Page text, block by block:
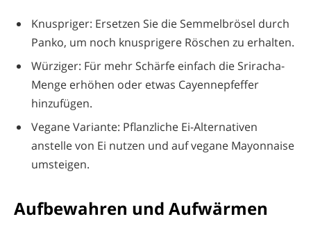
Knuspriger: Ersetzen Sie die Semmelbrösel durch
Panko, um noch knusprigere Röschen zu erhalten.
Würziger: Für mehr Schärfe einfach die Sriracha-
Menge erhöhen oder etwas Cayennepfeffer
hinzufügen.
Vegane Variante: Pflanzliche Ei-Alternativen
anstelle von Ei nutzen und auf vegane Mayonnaise
umsteigen.
Aufbewahren und Aufwärmen